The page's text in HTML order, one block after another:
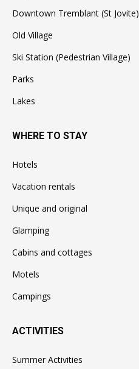
Downtown Tremblant (St Jovite)
Old Village
Ski Station (Pedestrian Village)
Parks
Lakes
WHERE TO STAY
Hotels
Vacation rentals
Unique and original
Glamping
Cabins and cottages
Motels
Campings
ACTIVITIES
Summer Activities